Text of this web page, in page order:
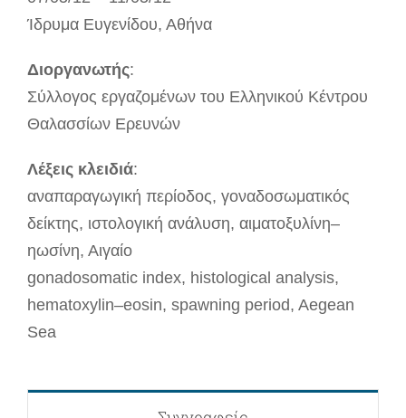
Ίδρυμα Ευγενίδου, Αθήνα
Διοργανωτής:
Σύλλογος εργαζομένων του Ελληνικού Κέντρου
Θαλασσίων Ερευνών
Λέξεις κλειδιά:
αναπαραγωγική περίοδος, γοναδοσωματικός
δείκτης, ιστολογική ανάλυση, αιματοξυλίνη–
ηωσίνη, Αιγαίο
gonadosomatic index, histological analysis,
hematoxylin–eosin, spawning period, Aegean
Sea